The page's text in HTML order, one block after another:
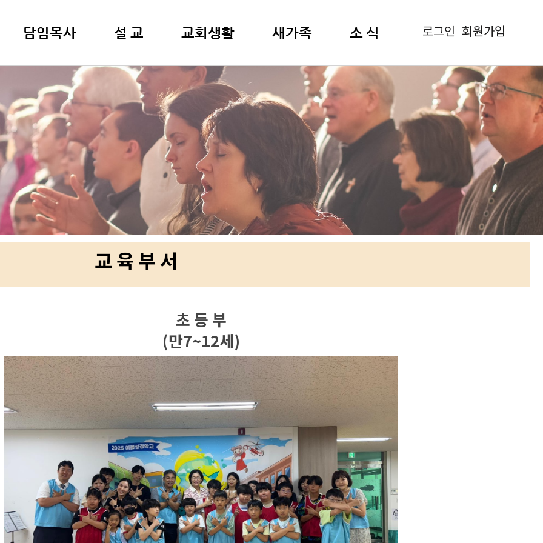
담임목사 설 교 교회생활 새가족 소 식 로그인 회원가입
교 육 부 서
초 등 부
(만7~12세)